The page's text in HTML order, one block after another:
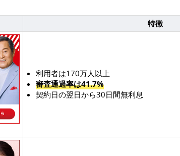
特徴
利用者は170万人以上
審査通過率は41.7%
契約日の翌日から30日間無利息